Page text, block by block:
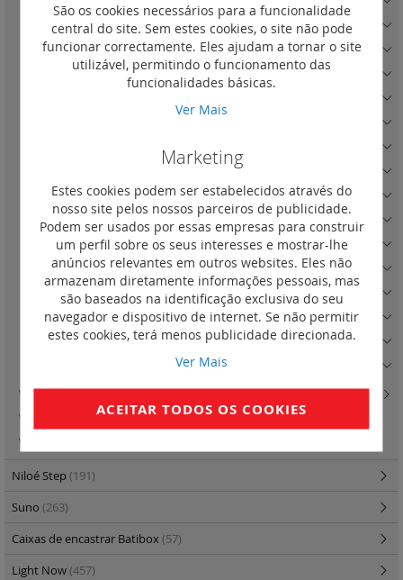
Quadro Creme com porta-etiquetas (horizontal) (3)
Quadro Creme Ouro(0)
Quadro Terracota(5)
Quadro Link(0)
Quadro Alumínio
(8)
Quadro Pérola(5)
Quadro Inox(5)
Quadro Cobre
Quadro Madeira Escura(5)
Quadro Madeira Clara(5)
Valena Life - caixas salientes(2)
Valena In'Matic - lanterna de emergência(4)
Valena In'Matic - tomadas de dados
Niloé Step(191)
Suno (263)
Caixas de encastrar Batibox(57)
Light Now(457)
São os cookies necessários para a funcionalidade
central do site. Sem estes cookies, o site não pode
funcionar correctamente. Eles ajudam a tornar o site
utilizável, permitindo o funcionamento das
funcionalidades básicas.
Ver Mais
Marketing
Estes cookies podem ser estabelecidos através do
nosso site pelos nossos parceiros de publicidade.
Podem ser usados por essas empresas para construir
um perfil sobre os seus interesses e mostrar-lhe
anúncios relevantes em outros websites. Eles não
armazenam diretamente informações pessoais, mas
são baseados na identificação exclusiva do seu
navegador e dispositivo de internet. Se não permitir
estes cookies, terá menos publicidade direcionada.
Ver Mais
ACEITAR TODOS OS COOKIES